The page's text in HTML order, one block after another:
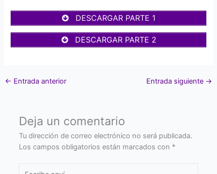
DESCARGAR PARTE 1
DESCARGAR PARTE 2
← Entrada anterior Entrada siguiente →
Deja un comentario
Tu dirección de correo electrónico no será publicada.
Los campos obligatorios están marcados con *